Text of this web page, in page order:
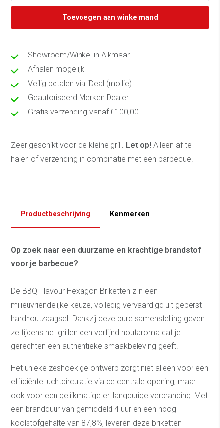
Toevoegen aan winkelmand
Showroom/Winkel in Alkmaar
Afhalen mogelijk
Veilig betalen via iDeal (mollie)
Geautoriseerd Merken Dealer
Gratis verzending vanaf €100,00
Zeer geschikt voor de kleine grill. Let op! Alleen af te
halen of verzending in combinatie met een barbecue.
Productbeschrijving Kenmerken
Op zoek naar een duurzame en krachtige brandstof
voor je barbecue?
De BBQ Flavour Hexagon Briketten zijn een
milieuvriendelijke keuze, volledig vervaardigd uit geperst
hardhoutzaagsel. Dankzij deze pure samenstelling geven
ze tijdens het grillen een verfijnd houtaroma dat je
gerechten een authentieke smaakbeleving geeft.
Het unieke zeshoekige ontwerp zorgt niet alleen voor een
efficiënte luchtcirculatie via de centrale opening, maar
ook voor een gelijkmatige en langdurige verbranding. Met
een brandduur van gemiddeld 4 uur en een hoog
koolstofgehalte van 87,8%, leveren deze briketten